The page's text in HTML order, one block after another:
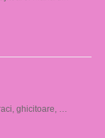
ghicitoare, …